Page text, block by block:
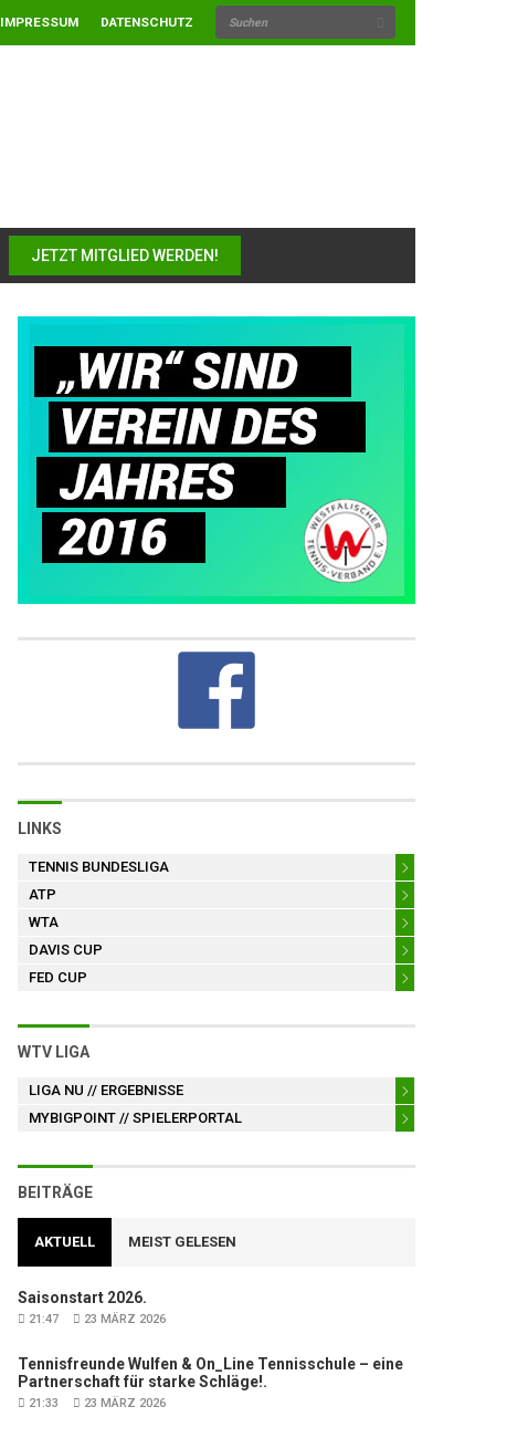
IMPRESSUM DATENSCHUTZ
JETZT MITGLIED WERDEN!
LINKS
TENNIS BUNDESLIGA
ATP
WTA
DAVIS CUP
FED CUP
WTV LIGA
LIGA NU // ERGEBNISSE
MYBIGPOINT // SPIELERPORTAL
BEITRÄGE
AKTUELL MEIST GELESEN
Saisonstart 2026.
21:47 23 MÄRZ 2026
Tennisfreunde Wulfen & On_Line Tennisschule – eine
Partnerschaft für starke Schläge!.
21:33 23 MÄRZ 2026